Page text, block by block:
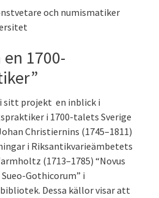
och numismatiker
1700-
sitt projekt en inblick i
i 1700-talets Sverige
Christiernins (1745–1811)
i Riksantikvarieämbetets
(1713–1785) “Novus
Gothicorum” i
Dessa källor visar att